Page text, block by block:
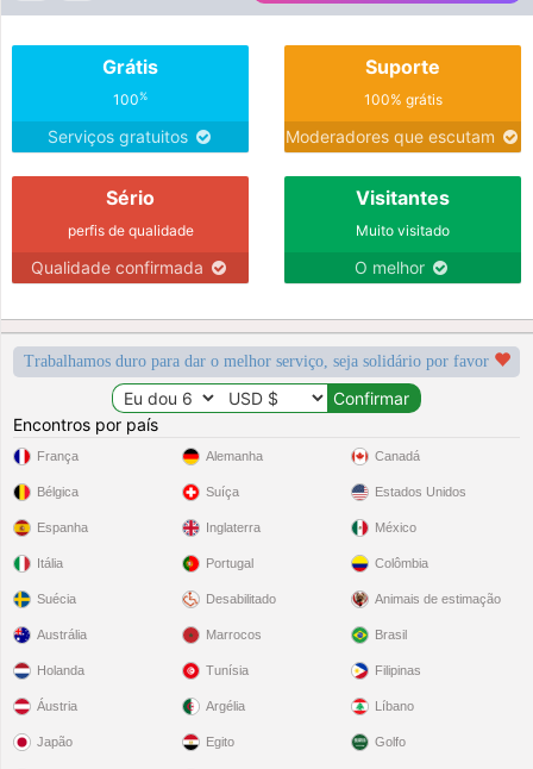
Grátis
100%
Serviços gratuitos
Suporte
100% grátis
Moderadores que escutam
Sério
perfis de qualidade
Qualidade confirmada
Visitantes
Muito visitado
O melhor
Trabalhamos duro para dar o melhor serviço, seja solidário por favor
Encontros por país
França
Bélgica
Espanha
Itália
Suécia
Alemanha
Suíça
Inglaterra
Portugal
Desabilitado
Canadá
Estados Unidos
México
Colômbia
Animais de estimação
Austrália
Holanda
Áustria
Japão
Marrocos
Tunísia
Argélia
Egito
Brasil
Filipinas
Líbano
Golfo